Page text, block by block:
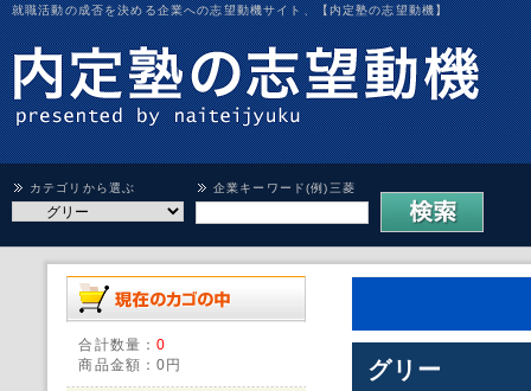
就職活動の成否を決める企業への志望動機サイト、【内定塾の志望動機】
カテゴリから選ぶ 企業キーワード(例)三菱
合計数量：0
商品金額：0円 グリー